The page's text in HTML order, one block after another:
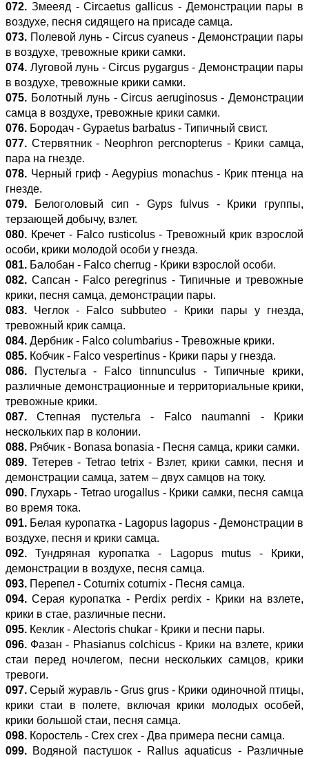
072. Змееяд - Circaetus gallicus - Демонстрации пары в
воздухе, песня сидящего на присаде самца.
073. Полевой лунь - Circus cyaneus - Демонстрации пары
в воздухе, тревожные крики самки.
074. Луговой лунь - Circus pygargus - Демонстрации пары
в воздухе, тревожные крики самки.
075. Болотный лунь - Circus aeruginosus - Демонстрации
самца в воздухе, тревожные крики самки.
076. Бородач - Gypaetus barbatus - Типичный свист.
077. Стервятник - Neophron percnopterus - Крики самца,
пара на гнезде.
078. Черный гриф - Aegypius monachus - Крик птенца на
гнезде.
079. Белоголовый сип - Gyps fulvus - Крики группы,
терзающей добычу, взлет.
080. Кречет - Falco rusticolus - Тревожный крик взрослой
особи, крики молодой особи у гнезда.
081. Балобан - Falco cherrug - Крики взрослой особи.
082. Сапсан - Falco peregrinus - Типичные и тревожные
крики, песня самца, демонстрации пары.
083. Чеглок - Falco subbuteo - Крики пары у гнезда,
тревожный крик самца.
084. Дербник - Falco columbarius - Тревожные крики.
085. Кобчик - Falco vespertinus - Крики пары у гнезда.
086. Пустельга - Falco tinnunculus - Типичные крики,
различные демонстрационные и территориальные крики,
тревожные крики.
087. Степная пустельга - Falco naumanni - Крики
нескольких пар в колонии.
088. Рябчик - Bonasa bonasia - Песня самца, крики самки.
089. Тетерев - Tetrao tetrix - Взлет, крики самки, песня и
демонстрации самца, затем – двух самцов на току.
090. Глухарь - Tetrao urogallus - Крики самки, песня самца
во время тока.
091. Белая куропатка - Lagopus lagopus - Демонстрации в
воздухе, песня и крики самца.
092. Тундряная куропатка - Lagopus mutus - Крики,
демонстрации в воздухе, песня самца.
093. Перепел - Coturnix coturnix - Песня самца.
094. Серая куропатка - Perdix perdix - Крики на взлете,
крики в стае, различные песни.
095. Кеклик - Alectoris chukar - Крики и песни пары.
096. Фазан - Phasianus colchicus - Крики на взлете, крики
стаи перед ночлегом, песни нескольких самцов, крики
тревоги.
097. Серый журавль - Grus grus - Крики одиночной птицы,
крики стаи в полете, включая крики молодых особей,
крики большой стаи, песня самца.
098. Коростель - Crex crex - Два примера песни самца.
099. Водяной пастушок - Rallus aquaticus - Различные